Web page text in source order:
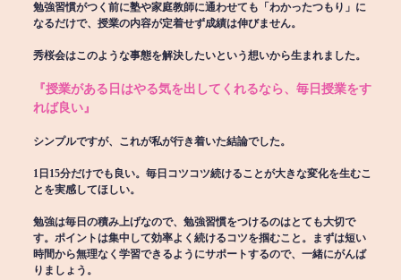
勉強習慣がつく前に塾や家庭教師に通わせても「わかったつもり」に
なるだけで、授業の内容が定着せず成績は伸びません。
秀桜会はこのような事態を解決したいという想いから生まれました。
『授業がある日はやる気を出してくれるなら、毎日授業をす
れば良い』
シンプルですが、これが私が行き着いた結論でした。
1日15分だけでも良い。毎日コツコツ続けることが大きな変化を生むこ
とを実感してほしい。
勉強は毎日の積み上げなので、勉強習慣をつけるのはとても大切で
す。ポイントは集中して効率よく続けるコツを掴むこと。まずは短い
時間から無理なく学習できるようにサポートするので、一緒にがんば
りましょう。